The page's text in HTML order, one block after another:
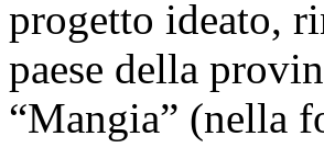
progetto ideato,
paese della
“Mangia” (nella